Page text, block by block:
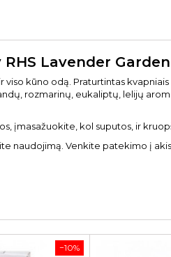
Lavender
kūno odą. Praturtintas kvapniais
rozmarinų, eukaliptų, lelijų
įmasažuokite, kol suputos, ir
naudojimą. Venkite patekimo į
−10%